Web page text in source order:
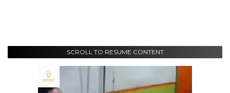
SCROLL TO RESUME CONTENT